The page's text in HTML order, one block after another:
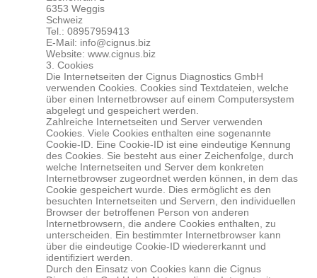
6353 Weggis
Schweiz
Tel.: 08957959413
E-Mail: info@cignus.biz
Website: www.cignus.biz
3. Cookies
Die Internetseiten der Cignus Diagnostics GmbH
verwenden Cookies. Cookies sind Textdateien, welche
über einen Internetbrowser auf einem Computersystem
abgelegt und gespeichert werden.
Zahlreiche Internetseiten und Server verwenden
Cookies. Viele Cookies enthalten eine sogenannte
Cookie-ID. Eine Cookie-ID ist eine eindeutige Kennung
des Cookies. Sie besteht aus einer Zeichenfolge, durch
welche Internetseiten und Server dem konkreten
Internetbrowser zugeordnet werden können, in dem das
Cookie gespeichert wurde. Dies ermöglicht es den
besuchten Internetseiten und Servern, den individuellen
Browser der betroffenen Person von anderen
Internetbrowsern, die andere Cookies enthalten, zu
unterscheiden. Ein bestimmter Internetbrowser kann
über die eindeutige Cookie-ID wiedererkannt und
identifiziert werden.
Durch den Einsatz von Cookies kann die Cignus